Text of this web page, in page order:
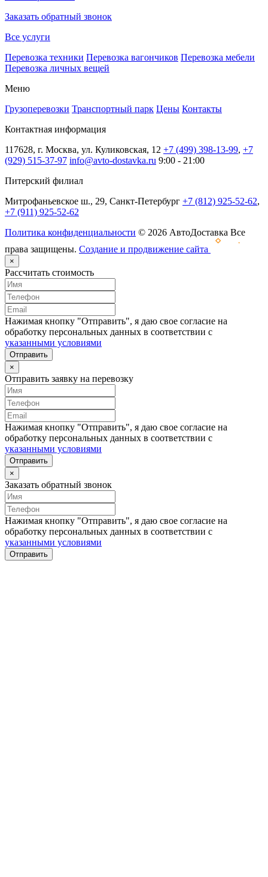
Заказать обратный звонок
Все услуги
Перевозка техники Перевозка вагончиков Перевозка мебели
Перевозка личных вещей
Меню
Грузоперевозки Транспортный парк Цены Контакты
Контактная информация
117628, г. Москва, ул. Куликовская, 12 +7 (499) 398-13-99, +7
(929) 515-37-97 info@avto-dostavka.ru 9:00 - 21:00
Питерский филиал
Митрофаньевское ш., 29, Санкт-Петербург +7 (812) 925-52-62,
+7 (911) 925-52-62
Политика конфиденциальности © 2026 АвтоДоставка Все
права защищены. Создание и продвижение сайта
×
Рассчитать стоимость
Нажимая кнопку "Отправить", я даю свое согласие на
обработку персональных данных в соответствии с
указанными условиями
Отправить
×
Отправить заявку на перевозку
Нажимая кнопку "Отправить", я даю свое согласие на
обработку персональных данных в соответствии с
указанными условиями
Отправить
×
Заказать обратный звонок
Нажимая кнопку "Отправить", я даю свое согласие на
обработку персональных данных в соответствии с
указанными условиями
Отправить